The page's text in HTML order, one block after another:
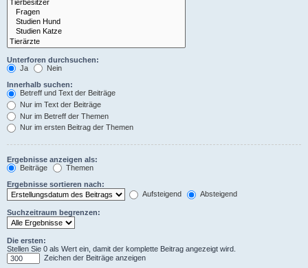
Unterforen durchsuchen:
Ja
Nein
Innerhalb suchen:
Betreff und Text der Beiträge
Nur im Text der Beiträge
Nur im Betreff der Themen
Nur im ersten Beitrag der Themen
Ergebnisse anzeigen als:
Beiträge
Themen
Ergebnisse sortieren nach:
Aufsteigend
Absteigend
Suchzeitraum begrenzen:
Die ersten:
Stellen Sie 0 als Wert ein, damit der komplette Beitrag angezeigt wird.
Zeichen der Beiträge anzeigen